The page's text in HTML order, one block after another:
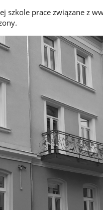
szkole prace związane z